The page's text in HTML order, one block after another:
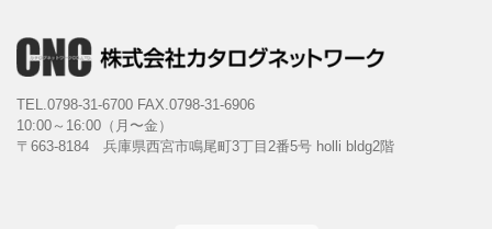
TEL.0798-31-6700 FAX.0798-31-6906
10:00～16:00（月〜金）
〒663-8184 兵庫県西宮市鳴尾町3丁目2番5号 holli bldg2階